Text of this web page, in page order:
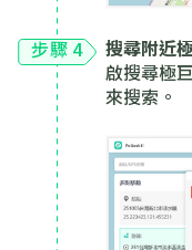
步驟 4 搜尋附近
啟搜尋極
來搜索。